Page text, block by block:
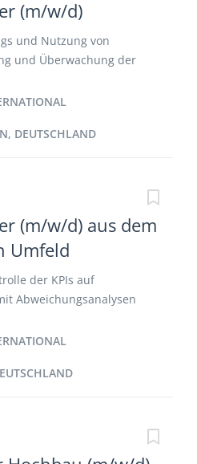
Mitwirkung bei
, Quartals- und
und IFRS Mitwirkung bei
(m/w/d)
und Nutzung von
und Überwachung der
an der Erstellung von
Planung und
Finanz- und
Methodik
DEUTSCHLAND
(m/w/d) aus dem
Umfeld
der KPIs auf
Abweichungsanalysen
Forecasts, Budgets und
Ebene
und IFRS
als Businesspartner